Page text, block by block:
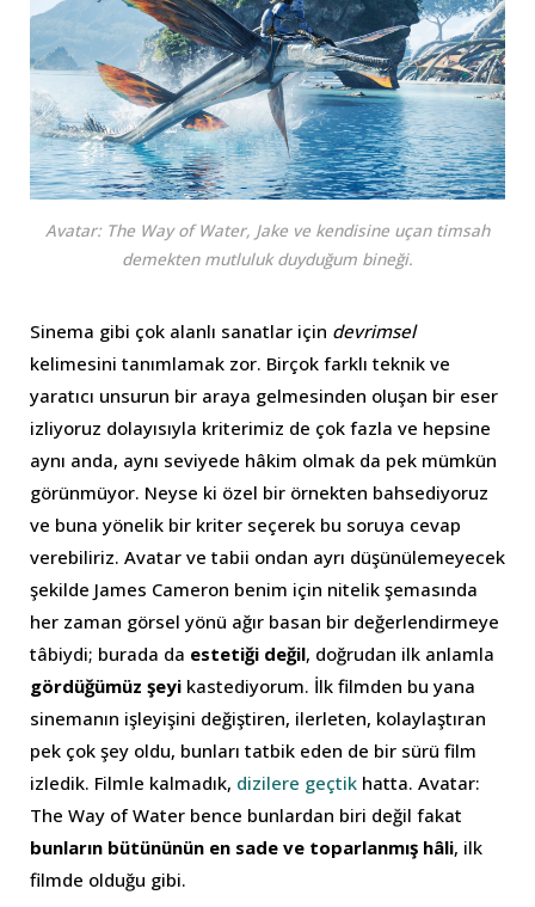
Avatar: The Way of Water, Jake ve kendisine uçan timsah
demekten mutluluk duyduğum bineği.
Sinema gibi çok alanlı sanatlar için devrimsel
kelimesini tanımlamak zor. Birçok farklı teknik ve
yaratıcı unsurun bir araya gelmesinden oluşan bir eser
izliyoruz dolayısıyla kriterimiz de çok fazla ve hepsine
aynı anda, aynı seviyede hâkim olmak da pek mümkün
görünmüyor. Neyse ki özel bir örnekten bahsediyoruz
ve buna yönelik bir kriter seçerek bu soruya cevap
verebiliriz. Avatar ve tabii ondan ayrı düşünülemeyecek
şekilde James Cameron benim için nitelik şemasında
her zaman görsel yönü ağır basan bir değerlendirmeye
tâbiydi; burada da estetiği değil, doğrudan ilk anlamla
gördüğümüz şeyi kastediyorum. İlk filmden bu yana
sinemanın işleyişini değiştiren, ilerleten, kolaylaştıran
pek çok şey oldu, bunları tatbik eden de bir sürü film
izledik. Filmle kalmadık, dizilere geçtik hatta. Avatar:
The Way of Water bence bunlardan biri değil fakat
bunların bütününün en sade ve toparlanmış hâli, ilk
filmde olduğu gibi.